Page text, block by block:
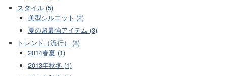
スタイル (5)
美型シルエット (2)
夏の超最強アイテム (3)
トレンド（流行） (8)
2014春夏 (1)
2013年秋冬 (1)